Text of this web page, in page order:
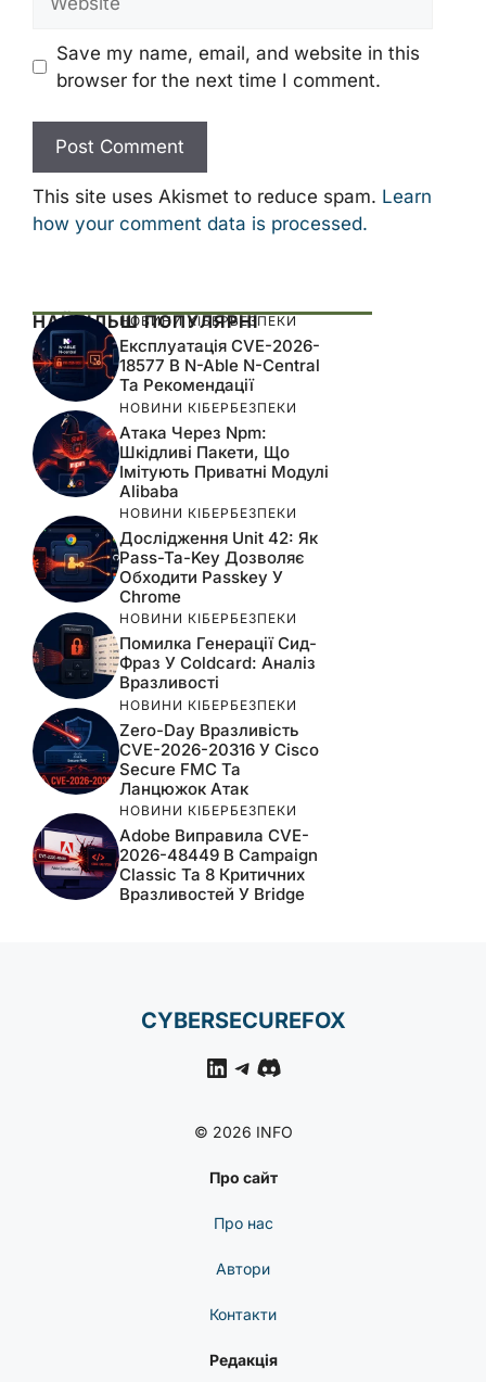
Save my name, email, and website in this
browser for the next time I comment.
This site uses Akismet to reduce spam. Learn
how your comment data is processed.
НАЙБІЛЬШ ПОПУЛЯРНІ
НОВИНИ КІБЕРБЕЗПЕКИ
Експлуатація CVE-2026-
18577 В N-Able N-Central
Та Рекомендації
НОВИНИ КІБЕРБЕЗПЕКИ
Атака Через Npm:
Шкідливі Пакети, Що
Імітують Приватні Модулі
Alibaba
НОВИНИ КІБЕРБЕЗПЕКИ
Дослідження Unit 42: Як
Pass-Ta-Key Дозволяє
Обходити Passkey У
Chrome
НОВИНИ КІБЕРБЕЗПЕКИ
Помилка Генерації Сид-
Фраз У Coldcard: Аналіз
Вразливості
НОВИНИ КІБЕРБЕЗПЕКИ
Zero-Day Вразливість
CVE-2026-20316 У Cisco
Secure FMC Та
Ланцюжок Атак
НОВИНИ КІБЕРБЕЗПЕКИ
Adobe Виправила CVE-
2026-48449 В Campaign
Classic Та 8 Критичних
Вразливостей У Bridge
CYBERSECUREFOX
LinkedIn
Telegram
Discord
© 2026 INFO
Про сайт
Про нас
Автори
Контакти
Редакція